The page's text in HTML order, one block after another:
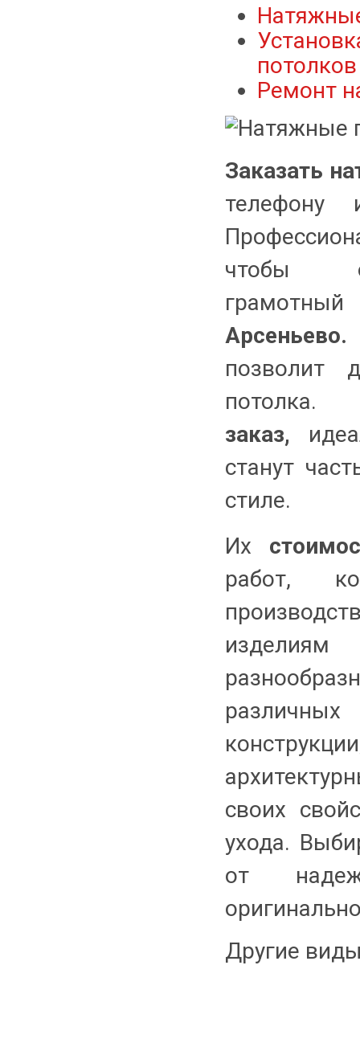
потолков
Ремонт
Заказать
телефону
чтобы
Арсеньево.
позволит
заказ,
станут
стиле.
Их
работ,
своих
ухода.
от
Другие